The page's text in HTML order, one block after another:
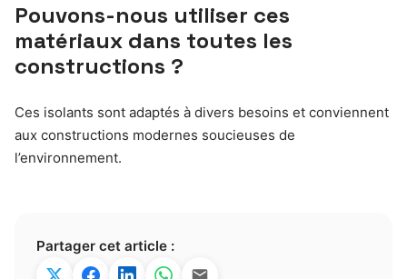
Pouvons-nous utiliser ces
matériaux dans toutes les
constructions ?
Ces isolants sont adaptés à divers besoins et conviennent
aux constructions modernes soucieuses de
l’environnement.
Partager cet article :